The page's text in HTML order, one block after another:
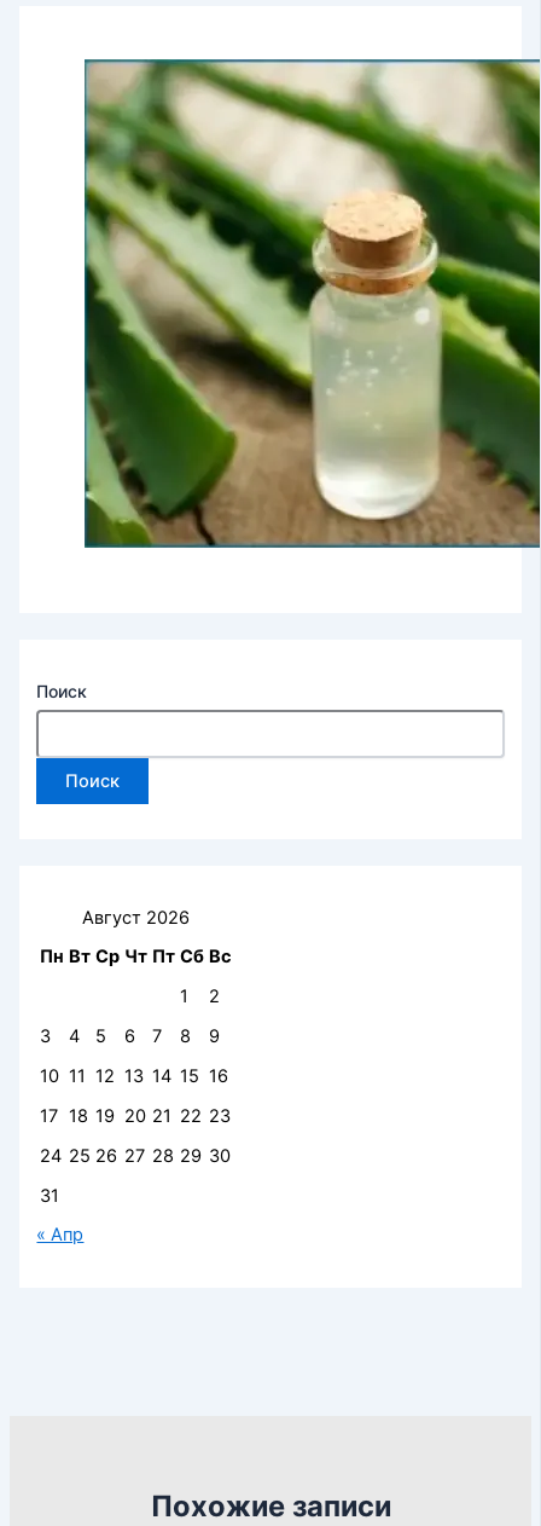
Поиск
Поиск
Август 2026
Пн Вт Ср Чт Пт Сб Вс
1
2
3
4 5 6 7 8
9
10 11 12 13 14 15 16
17 18 19 20 21 22 23
24 25 26 27 28 29 30
31
« Апр
Похожие записи